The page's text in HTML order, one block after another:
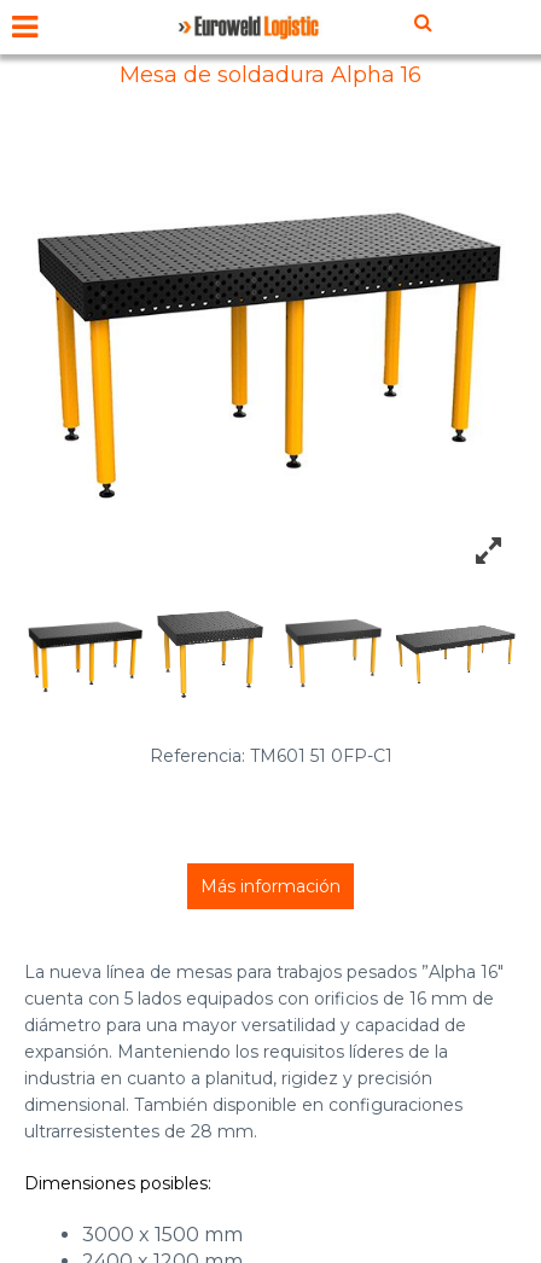
Mesa de soldadura Alpha 16
Referencia: TM601 51 0FP-C1
La nueva línea de mesas para trabajos pesados ​”Alpha 16″
cuenta con 5 lados equipados con orificios de 16 mm de
diámetro para una mayor versatilidad y capacidad de
expansión. Manteniendo los requisitos líderes de la
industria en cuanto a planitud, rigidez y precisión
dimensional. También disponible en configuraciones
ultrarresistentes de 28 mm.
Dimensiones posibles:
3000 x 1500 mm
Más información